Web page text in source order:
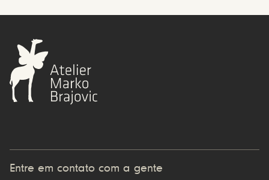
Entre em contato com a gente